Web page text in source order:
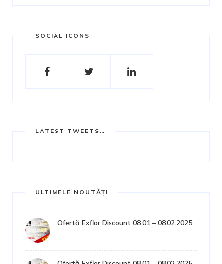
SOCIAL ICONS
LATEST TWEETS…
ULTIMELE NOUTĂȚI
Ofertă Exflor Discount 08.01 – 08.02.2025